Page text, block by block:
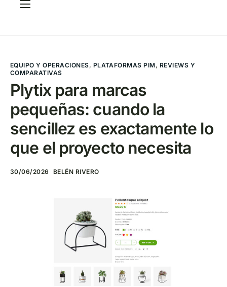
CRITERIA Framework
FAQ
Elige tu PIM
Blog
Contacto
EQUIPO Y OPERACIONES, PLATAFORMAS PIM, REVIEWS Y
COMPARATIVAS
Plytix para marcas
pequeñas: cuando la
sencillez es exactamente lo
que el proyecto necesita
30/06/2026 BELÉN RIVERO